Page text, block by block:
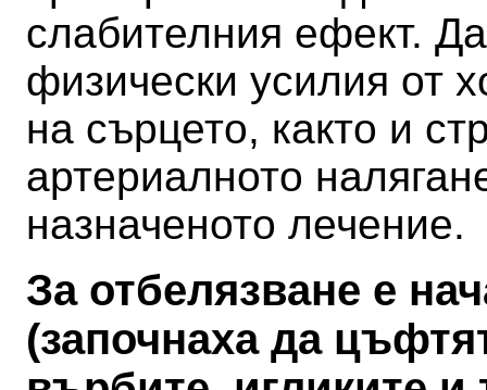
слабителния ефект.
физически усилия от
на сърцето, както и
артериалното
назначеното лечение.
За отбелязване е
(започнаха да